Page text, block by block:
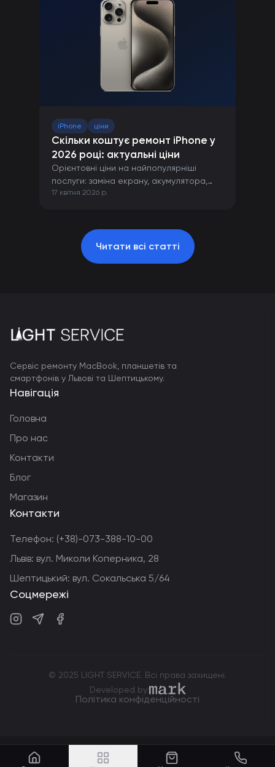
iPhone ціни
Скільки коштує ремонт iPhone у
2026 році: актуальні ціни
Орієнтовні ціни на найпопулярніші
послуги: заміна екрану, акумулятора,
камери та інших компонентів iPhone.
17 квітня 2026 р.
Читати всі статті
Сервіс ремонту MacBook, планшетів та
смартфонів у Львові та Шептицькому.
Навігація
Головна
Про нас
Контакти
Блог
Магазин
Контакти
Телефон: (+38)-073-388-10-00
Львів: вул. Миколи Коперника, 28
Шептицький: вул. Сокальська 5/64
Соцмережі
© 2025 LIGHT SERVICE. Всі права захищені.
Developed by:markdev.agency
Політика конфіденційності